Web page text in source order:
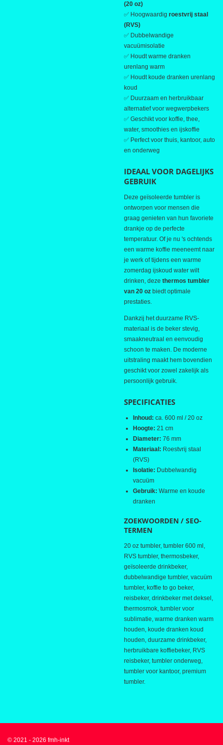
(20 oz)
✅ Hoogwaardig roestvrij staal
(RVS)
✅ Dubbelwandige
vacuümisolatie
✅ Houdt warme dranken
urenlang warm
✅ Houdt koude dranken urenlang
koud
✅ Duurzaam en herbruikbaar
alternatief voor wegwerpbekers
✅ Geschikt voor koffie, thee,
water, smoothies en ijskoffie
✅ Perfect voor thuis, kantoor, auto
en onderweg
IDEAAL VOOR DAGELIJKS
GEBRUIK
Deze geïsoleerde tumbler is
ontworpen voor mensen die
graag genieten van hun favoriete
drankje op de perfecte
temperatuur. Of je nu 's ochtends
een warme koffie meeneemt naar
je werk of tijdens een warme
zomerdag ijskoud water wilt
drinken, deze thermos tumbler
van 20 oz biedt optimale
prestaties.
Dankzij het duurzame RVS-
materiaal is de beker stevig,
smaakneutraal en eenvoudig
schoon te maken. De moderne
uitstraling maakt hem bovendien
geschikt voor zowel zakelijk als
persoonlijk gebruik.
SPECIFICATIES
Inhoud: ca. 600 ml / 20 oz
Hoogte: 21 cm
Diameter: 76 mm
Materiaal: Roestvrij staal
(RVS)
Isolatie: Dubbelwandig
vacuüm
Gebruik: Warme en koude
dranken
ZOEKWOORDEN / SEO-
TERMEN
20 oz tumbler, tumbler 600 ml,
RVS tumbler, thermosbeker,
geïsoleerde drinkbeker,
dubbelwandige tumbler, vacuüm
tumbler, koffie to go beker,
reisbeker, drinkbeker met deksel,
thermosmok, tumbler voor
sublimatie, warme dranken warm
houden, koude dranken koud
houden, duurzame drinkbeker,
herbruikbare koffiebeker, RVS
reisbeker, tumbler onderweg,
tumbler voor kantoor, premium
tumbler.
© 2021 - 2026 fmh-inkt